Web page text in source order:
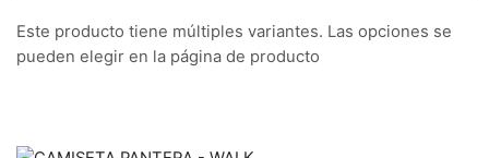
Este producto tiene múltiples variantes. Las opciones se
pueden elegir en la página de producto